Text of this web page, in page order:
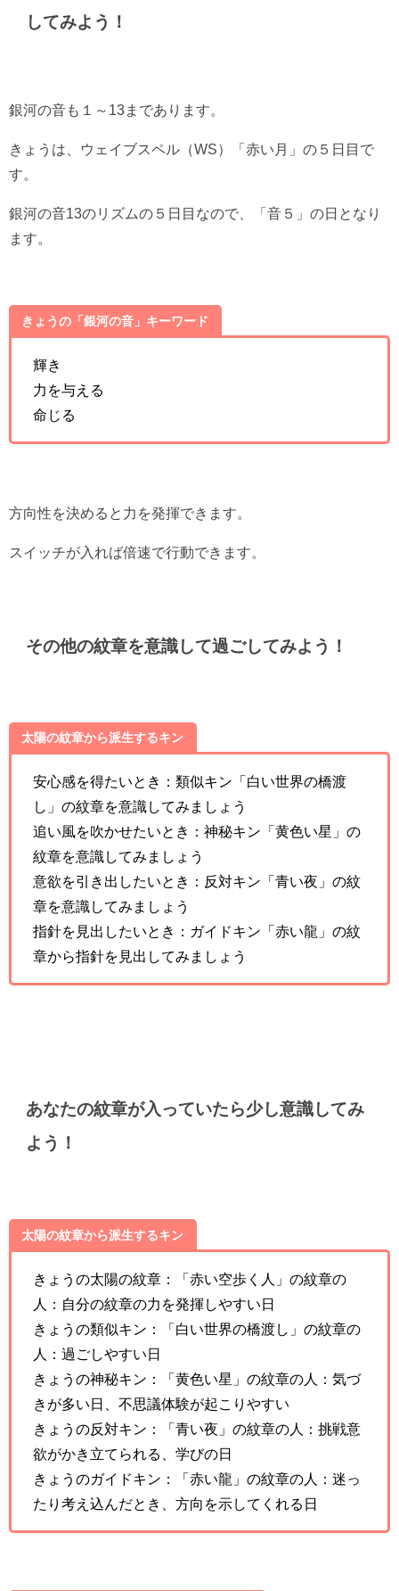
してみよう！
銀河の音も１～13まであります。
きょうは、ウェイブスペル（WS）「赤い月」の５日目で
す。
銀河の音13のリズムの５日目なので、「音５」の日となり
ます。
きょうの「銀河の音」キーワード
輝き
力を与える
命じる
方向性を決めると力を発揮できます。
スイッチが入れば倍速で行動できます。
その他の紋章を意識して過ごしてみよう！
太陽の紋章から派生するキン
安心感を得たいとき：類似キン「白い世界の橋渡
し」の紋章を意識してみましょう
追い風を吹かせたいとき：神秘キン「黄色い星」の
紋章を意識してみましょう
意欲を引き出したいとき：反対キン「青い夜」の紋
章を意識してみましょう
指針を見出したいとき：ガイドキン「赤い龍」の紋
章から指針を見出してみましょう
あなたの紋章が入っていたら少し意識してみ
よう！
太陽の紋章から派生するキン
きょうの太陽の紋章：「赤い空歩く人」の紋章の
人：自分の紋章の力を発揮しやすい日
きょうの類似キン：「白い世界の橋渡し」の紋章の
人：過ごしやすい日
きょうの神秘キン：「黄色い星」の紋章の人：気づ
きが多い日、不思議体験が起こりやすい
きょうの反対キン：「青い夜」の紋章の人：挑戦意
欲がかき立てられる、学びの日
きょうのガイドキン：「赤い龍」の紋章の人：迷っ
たり考え込んだとき、方向を示してくれる日